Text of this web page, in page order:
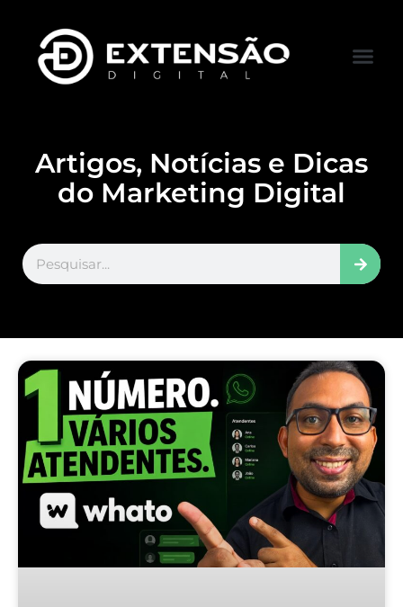
Artigos, Notícias e Dicas
do Marketing Digital